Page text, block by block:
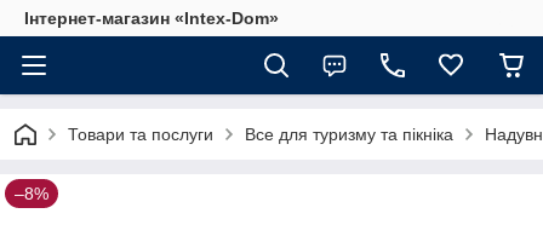
Інтернет-магазин «Intex-Dom»
Товари та послуги Все для туризму та пікніка
–8%